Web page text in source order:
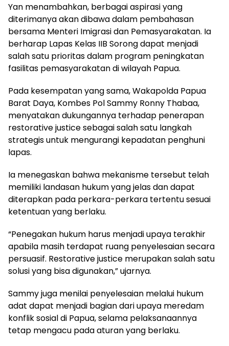
Yan menambahkan, berbagai aspirasi yang
diterimanya akan dibawa dalam pembahasan
bersama Menteri Imigrasi dan Pemasyarakatan. Ia
berharap Lapas Kelas IIB Sorong dapat menjadi
salah satu prioritas dalam program peningkatan
fasilitas pemasyarakatan di wilayah Papua.
Pada kesempatan yang sama, Wakapolda Papua
Barat Daya, Kombes Pol Sammy Ronny Thabaa,
menyatakan dukungannya terhadap penerapan
restorative justice sebagai salah satu langkah
strategis untuk mengurangi kepadatan penghuni
lapas.
Ia menegaskan bahwa mekanisme tersebut telah
memiliki landasan hukum yang jelas dan dapat
diterapkan pada perkara-perkara tertentu sesuai
ketentuan yang berlaku.
“Penegakan hukum harus menjadi upaya terakhir
apabila masih terdapat ruang penyelesaian secara
persuasif. Restorative justice merupakan salah satu
solusi yang bisa digunakan,” ujarnya.
Sammy juga menilai penyelesaian melalui hukum
adat dapat menjadi bagian dari upaya meredam
konflik sosial di Papua, selama pelaksanaannya
tetap mengacu pada aturan yang berlaku.